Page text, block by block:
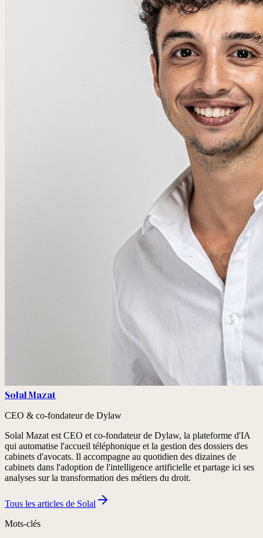
Solal Mazat
CEO & co-fondateur de Dylaw
Solal Mazat est CEO et co-fondateur de Dylaw, la plateforme d'IA
qui automatise l'accueil téléphonique et la gestion des dossiers des
cabinets d'avocats. Il accompagne au quotidien des dizaines de
cabinets dans l'adoption de l'intelligence artificielle et partage ici ses
analyses sur la transformation des métiers du droit.
Tous les articles de Solal
Mots-clés